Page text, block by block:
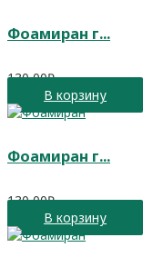
Фоамиран г...
130,00₽
В корзину
Фоамиран г...
130,00₽
В корзину